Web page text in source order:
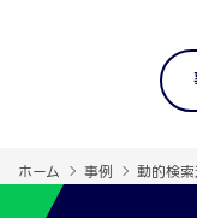
ホーム 事例 動的検